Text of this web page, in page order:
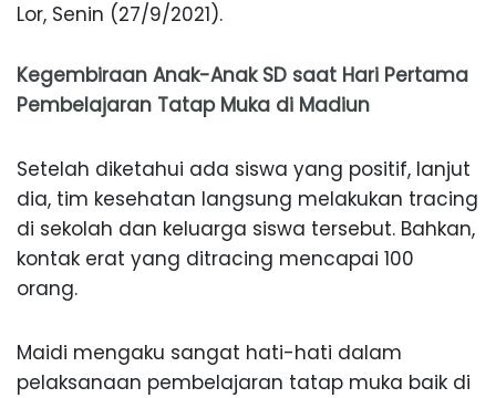
Lor, Senin (27/9/2021).
Kegembiraan Anak-Anak SD saat Hari Pertama
Pembelajaran Tatap Muka di Madiun
Setelah diketahui ada siswa yang positif, lanjut
dia, tim kesehatan langsung melakukan tracing
di sekolah dan keluarga siswa tersebut. Bahkan,
kontak erat yang ditracing mencapai 100
orang.
Maidi mengaku sangat hati-hati dalam
pelaksanaan pembelajaran tatap muka baik di